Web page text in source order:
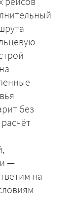
без
—
на